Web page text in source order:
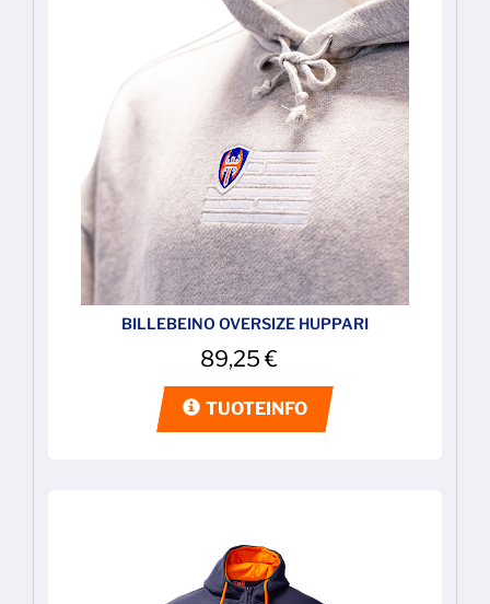
BILLEBEINO OVERSIZE HUPPARI
89,25€
TUOTEINFO